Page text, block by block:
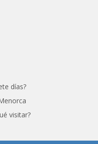
días?
visitar?